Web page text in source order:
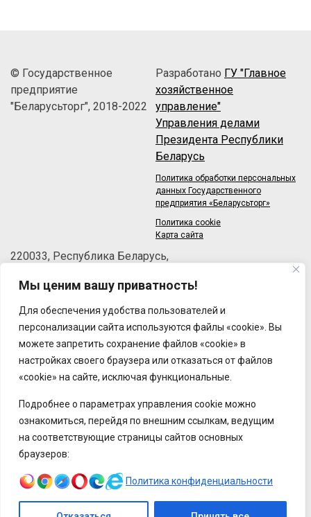
Мы ценим вашу приватность!
Для обеспечения удобства пользователей и
персонализации сайта используются файлы «cookie». Вы
можете запретить сохранение файлов «cookie» в
настройках своего браузера или отказаться от файлов
«cookie» на сайте, исключая функциональные.
Подробнее о параметрах управления cookie можно
ознакомиться, перейдя по внешним ссылкам, ведущим
на соответствующие страницы сайтов основных
браузеров:
Политика конфиденциальности
© Государственное
предприятие
"Беларусьторг", 2018-2022
Разработано ГУ "Главное
хозяйственное
управление"
Управления делами
Президента Республики
Беларусь
Политика обработки персональных
данных Государственного
предприятия «Беларусьторг»
Политика cookie
Карта сайта
220033, Республика Беларусь,
Телефон: +375 (17) 215-63-33
Факс: +375 (17) 270-30-50
Email:brt@brt.by